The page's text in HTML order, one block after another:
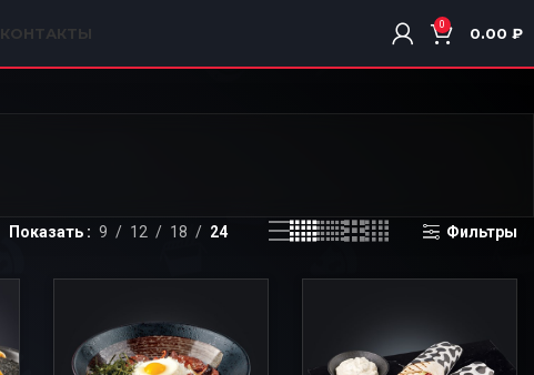
КОНТАКТЫ 0 0.00 ₽
Показать 9 12 18 24 Фильтры